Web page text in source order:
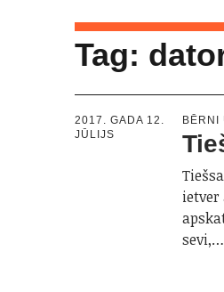
Tag:
2017. GADA 12.
JŪLIJS
BĒRNI
sevi,…